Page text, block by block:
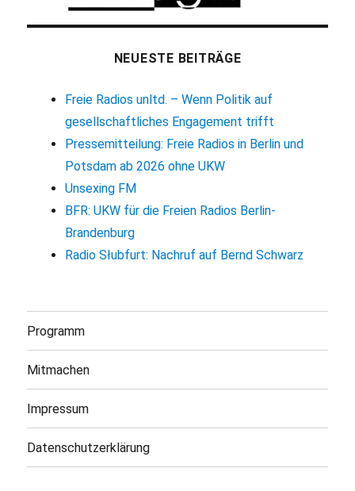
NEUESTE BEITRÄGE
Freie Radios unltd. – Wenn Politik auf
gesellschaftliches Engagement trifft
Pressemitteilung: Freie Radios in Berlin und
Potsdam ab 2026 ohne UKW
Unsexing FM
BFR: UKW für die Freien Radios Berlin-
Brandenburg
Radio Słubfurt: Nachruf auf Bernd Schwarz
Programm
Mitmachen
Impressum
Datenschutzerklärung